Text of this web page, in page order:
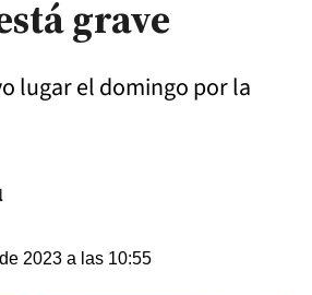
grave
lugar el domingo por la
2023 a las 10:55